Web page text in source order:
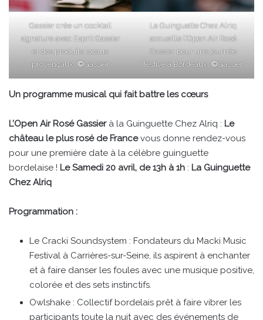
Gassier crée un cocktail
signature avec Esprit Gassier
et des produits locaux
provençaux. ©Gassier
La Guinguette Chez Alriq
accueille l’Open Air Rosé
Gassier pour une journée
festive à Bordeaux. ©Gassier
Un programme musical qui fait battre les cœurs
L’Open Air Rosé Gassierà la Guinguette Chez Alriq : Le
château le plus rosé de Francevous donne rendez-vous
pour une première date à la célèbre guinguette
bordelaise ! Le Samedi 20 avril, de 13h à 1h : La Guinguette
Chez Alriq
Programmation :
Le Cracki Soundsystem : Fondateurs du Macki Music
Festival à Carrières-sur-Seine, ils aspirent à enchanter
et à faire danser les foules avec une musique positive,
colorée et des sets instinctifs.
Owlshake : Collectif bordelais prêt à faire vibrer les
participants toute la nuit avec des événements de